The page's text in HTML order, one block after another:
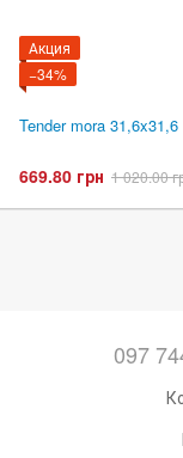
Акция
−34%
Tender mora 31,6x31,6
669.80 грн 1 020.00
097